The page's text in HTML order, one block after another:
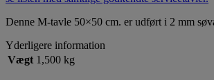
Denne M-tavle 50×50 cm. er udført i 2 mm
Yderligere information
Vægt 1,500 kg